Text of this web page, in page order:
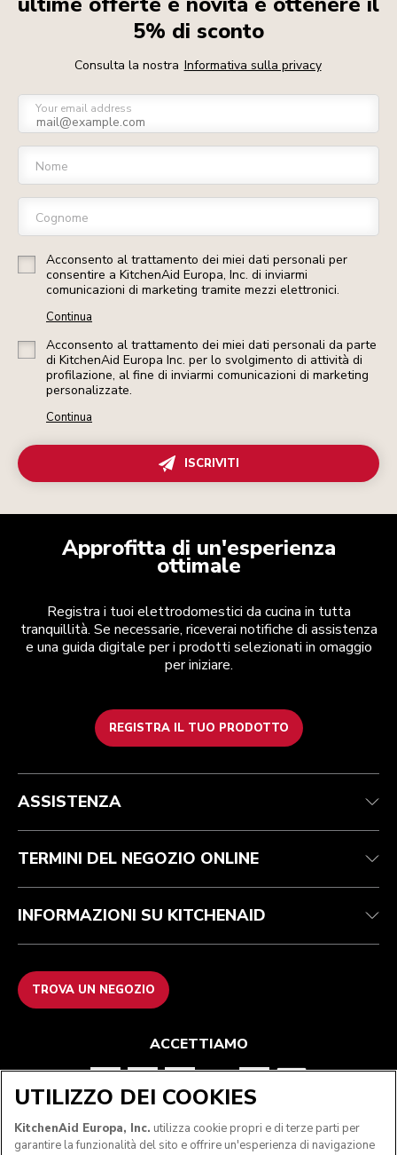
5% di sconto
Consulta la nostra Informativa sulla privacy
Your email address
Nome
Cognome
Acconsento al trattamento dei miei dati personali per
consentire a KitchenAid Europa, Inc. di inviarmi
comunicazioni di marketing tramite mezzi elettronici.
Continua
Acconsento al trattamento dei miei dati personali da parte
di KitchenAid Europa Inc. per lo svolgimento di attività di
profilazione, al fine di inviarmi comunicazioni di marketing
personalizzate.
Continua
ISCRIVITI
Approfitta di un'esperienza
ottimale
Registra i tuoi elettrodomestici da cucina in tutta
tranquillità. Se necessarie, riceverai notifiche di assistenza
e una guida digitale per i prodotti selezionati in omaggio
per iniziare.
REGISTRA IL TUO PRODOTTO
Health Check
Traccia il tuo ordine
Garanzia e documentazione
FAQ
Termini e condizioni
Resi e rimborsi
Imprint
ODR
Per il marchio
Trova un negozio
ASSISTENZA
TERMINI DEL NEGOZIO ONLINE
INFORMAZIONI SU KITCHENAID
TROVA UN NEGOZIO
ACCETTIAMO
SEGUICI
UTILIZZO DEI COOKIES
KitchenAid Europa, Inc. utilizza cookie propri e di terze parti per
garantire la funzionalità del sito e offrire un'esperienza di navigazione